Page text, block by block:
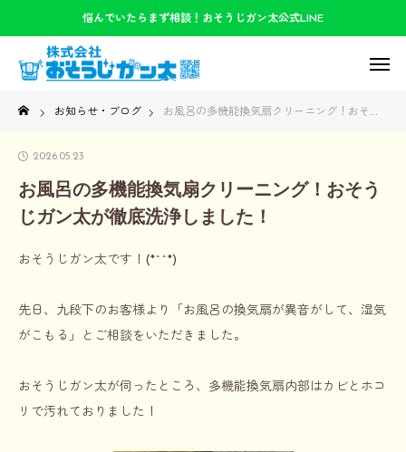
悩んでいたらまず相談！おそうじガン太公式LINE
お知らせ・ブログ お風呂の多機能換気扇クリーニング！おそうじガン太が徹底洗浄しました！
2026.05.23
お風呂の多機能換気扇クリーニング！おそう
じガン太が徹底洗浄しました！
おそうじガン太です！(*^^*)
先日、九段下のお客様より「お風呂の換気扇が異音がして、湿気
がこもる」とご相談をいただきました。
おそうじガン太が伺ったところ、多機能換気扇内部はカビとホコ
リで汚れておりました！